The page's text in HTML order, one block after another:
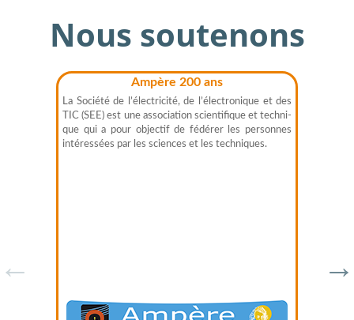
Nous soutenons
Ampère 200 ans
La Société de l’électricité, de l’électronique et des
TIC (SEE) est une association scientifique et techni­
que qui a pour objectif de fédérer les personnes
intéressées par les sciences et les techniques.